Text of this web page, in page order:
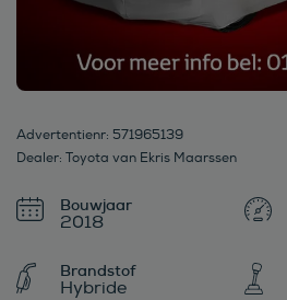
Advertentienr: 571965139
Dealer: Toyota van Ekris Maarssen
Bouwjaar
2018
Brandstof
Hybride